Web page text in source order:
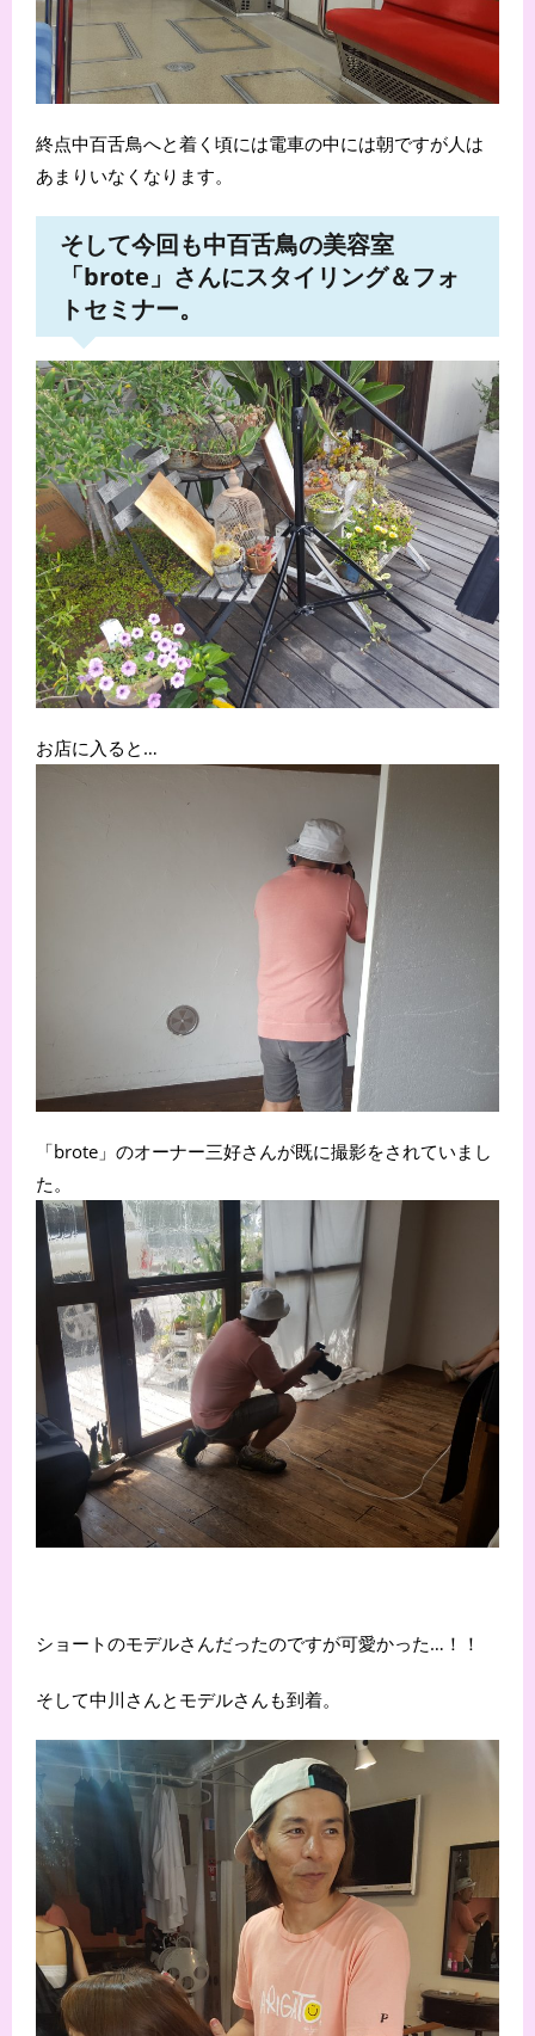
終点中百舌鳥へと着く頃には電車の中には朝ですが人は
あまりいなくなります。
そして今回も中百舌鳥の美容室
「brote」さんにスタイリング＆フォ
トセミナー。
お店に入ると…
「brote」のオーナー三好さんが既に撮影をされていまし
た。
ショートのモデルさんだったのですが可愛かった…！！
そして中川さんとモデルさんも到着。